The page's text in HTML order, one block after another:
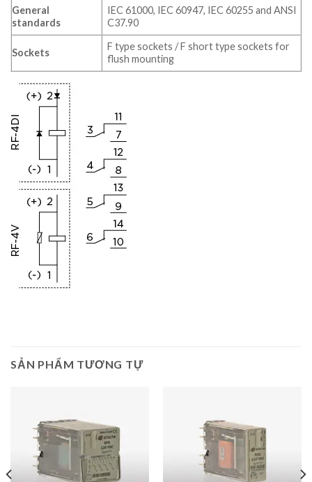
General
standards
IEC 61000, IEC 60947, IEC 60255 and ANSI
C37.90
Sockets
F type sockets / F short type sockets for
flush mounting
SẢN PHẨM TƯƠNG TỰ